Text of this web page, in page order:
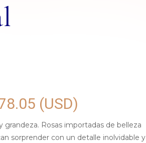
(USD)
Rosas importadas de belleza
sorprender con un detalle inolvidable y